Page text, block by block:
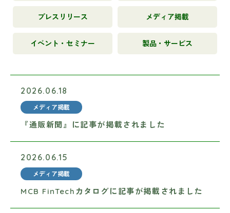
プレスリリース メディア掲載
イベント・セミナー 製品・サービス
2026.06.18
メディア掲載
『通販新聞』に記事が掲載されました
2026.06.15
メディア掲載
MCB FinTechカタログに記事が掲載されました